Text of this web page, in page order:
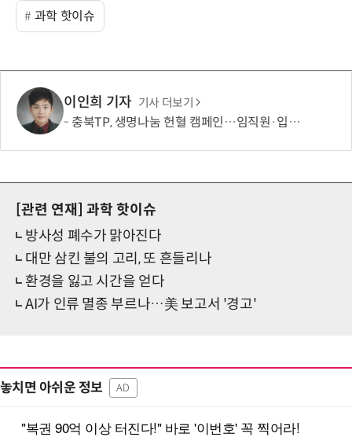
과학 핫이슈
이인희 기자 기사 더보기
충북TP, 생명나눔 헌혈 캠페인…임직원·입주기업 동참
[관련 연재]
과학 핫이슈
방사성 폐수가 맑아진다
대만 삼킨 불의 고리, 또 흔들리나
환경을 잃고 시간을 얻다
AI가 인류 멸종 부르나…美 보고서 '경고'
놓치면 아쉬운 정보 AD